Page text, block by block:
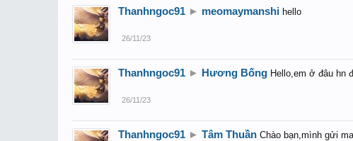
Thanhngoc91 ► meomaymanshi hello
26/11/23
Thanhngoc91 ► Hương Bống Hello,em ở đâu hn
26/11/23
Thanhngoc91 ► Tâm Thuần Chào bạn,mình gửi